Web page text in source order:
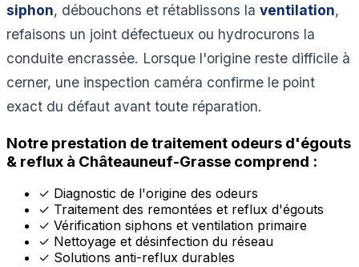
siphon, débouchons et rétablissons la ventilation,
refaisons un joint défectueux ou hydrocurons la
conduite encrassée. Lorsque l'origine reste difficile à
cerner, une inspection caméra confirme le point
exact du défaut avant toute réparation.
Notre prestation de traitement odeurs d'égouts
& reflux à Châteauneuf-Grasse comprend :
✓ Diagnostic de l'origine des odeurs
✓ Traitement des remontées et reflux d'égouts
✓ Vérification siphons et ventilation primaire
✓ Nettoyage et désinfection du réseau
✓ Solutions anti-reflux durables